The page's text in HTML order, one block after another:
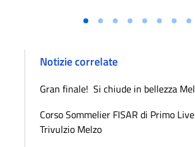
Notizie correlate
Gran finale! Si chiude in bellezza
Corso Sommelier FISAR di Primo
Trivulzio Melzo